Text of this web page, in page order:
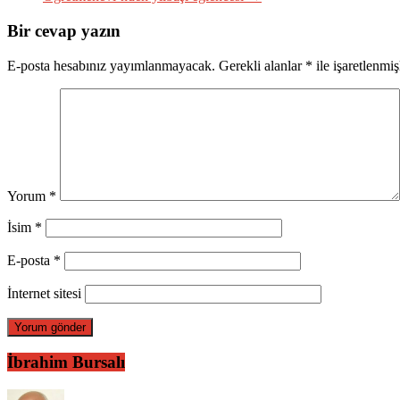
Bir cevap yazın
E-posta hesabınız yayımlanmayacak. Gerekli alanlar * ile
Yorum *
İsim *
E-posta *
İnternet sitesi
İbrahim Bursalı